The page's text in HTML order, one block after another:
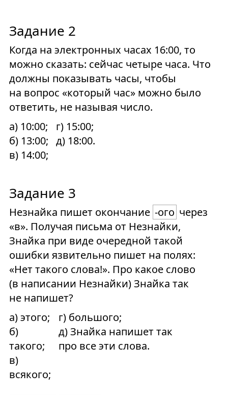
Задание 2
Когда на электронных часах 16:00, то
можно сказать: сейчас четыре часа. Что
должны показывать часы, чтобы
на вопрос «который час» можно было
ответить, не называя число.
а) 10:00;
б) 13:00;
в) 14:00;
г) 15:00;
д) 18:00.
Задание 3
Незнайка пишет окончание -ого через
«в». Получая письма от Незнайки,
Знайка при виде очередной такой
ошибки язвительно пишет на полях:
«Нет такого слова!». Про какое слово
(в написании Незнайки) Знайка так
не напишет?
а) этого;
б)
такого;
в)
всякого;
г) большого;
д) Знайка напишет так
про все эти слова.